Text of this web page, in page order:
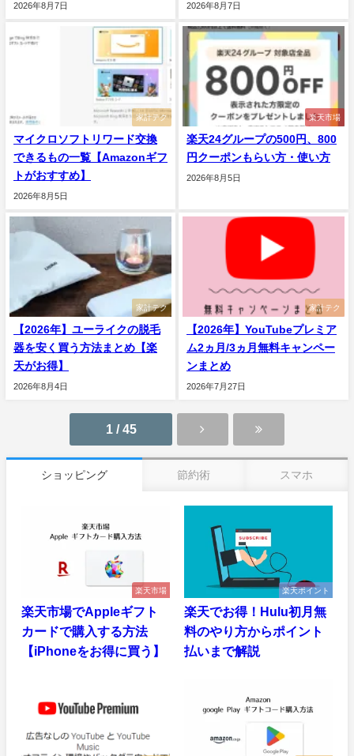
2026年8月7日 2026年8月7日
家計テク
マイクロソフトリワード交換
できるもの一覧【Amazonギフ
トがおすすめ】
2026年8月5日
楽天市場
楽天24グループの500円、800
円クーポンもらい方・使い方
2026年8月5日
家計テク
【2026年】ユーライクの脱毛
器を安く買う方法まとめ【楽
天がお得】
2026年8月4日
家計テク
【2026年】YouTubeプレミア
ム2ヵ月/3ヵ月無料キャンペー
ンまとめ
2026年7月27日
1 / 45
ショッピング 節約術 スマホ
楽天市場
楽天市場でAppleギフト
カードで購入する方法
【iPhoneをお得に買う】
楽天ポイント
楽天でお得！Hulu初月無
料のやり方からポイント
払いまで解説